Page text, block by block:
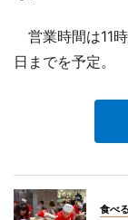
営業時間は11
日までを予定。
食べる